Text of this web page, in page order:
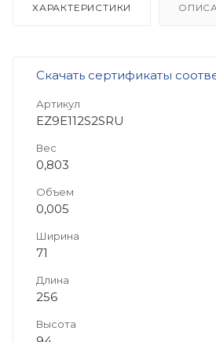
ХАРАКТЕРИСТИКИ
Скачать сертификаты
Артикул
EZ9E112S2SRU
Вес
0,803
Объем
0,005
Ширина
71
Длина
256
Высота